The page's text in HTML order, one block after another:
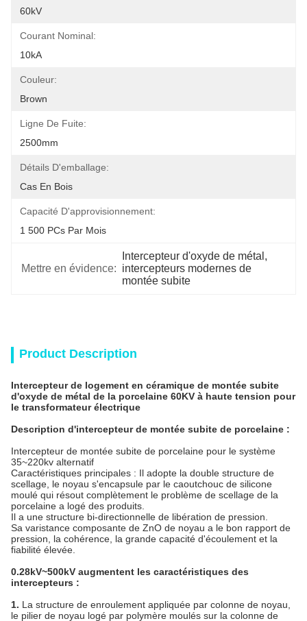
60kV
Courant Nominal:
10kA
Couleur:
Brown
Ligne De Fuite:
2500mm
Détails D'emballage:
Cas En Bois
Capacité D'approvisionnement:
1 500 PCs Par Mois
Mettre en évidence:
Intercepteur d'oxyde de métal ,
intercepteurs modernes de
montée subite
Product Description
Intercepteur de logement en céramique de montée subite
d'oxyde de métal de la porcelaine 60KV à haute tension pour
le transformateur électrique
Description d'intercepteur de montée subite de porcelaine :
Intercepteur de montée subite de porcelaine pour le système
35~220kv alternatif
Caractéristiques principales : Il adopte la double structure de
scellage, le noyau s'encapsule par le caoutchouc de silicone
moulé qui résout complètement le problème de scellage de la
porcelaine a logé des produits.
Il a une structure bi-directionnelle de libération de pression.
Sa varistance composante de ZnO de noyau a le bon rapport de
pression, la cohérence, la grande capacité d'écoulement et la
fiabilité élevée.
0.28kV~500kV augmentent les caractéristiques des
intercepteurs :
1. La structure de enroulement appliquée par colonne de noyau,
le pilier de noyau logé par polymère moulés sur la colonne de